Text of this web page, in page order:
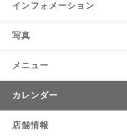
インフォメーション
写真
メニュー
カレンダー
店舗情報